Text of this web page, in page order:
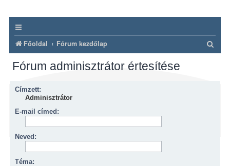
Főoldal Fórum kezdőlap
Fórum adminisztrátor értesítése
Címzett:
Adminisztrátor
E-mail címed:
Neved:
Téma: